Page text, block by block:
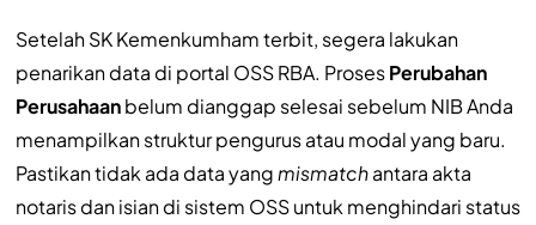
Setelah SK Kemenkumham terbit, segera lakukan
penarikan data di portal OSS RBA. ProsesPerubahan
Perusahaanbelum dianggap selesai sebelum NIB Anda
menampilkan struktur pengurus atau modal yang baru.
Pastikan tidak ada data yangmismatchantara akta
notaris dan isian di sistem OSS untuk menghindari status